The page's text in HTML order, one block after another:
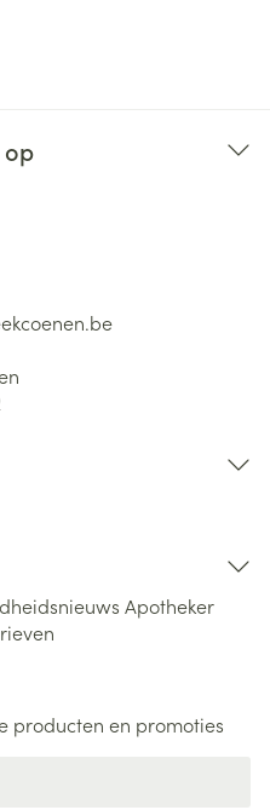
Apotheker
producten en promoties